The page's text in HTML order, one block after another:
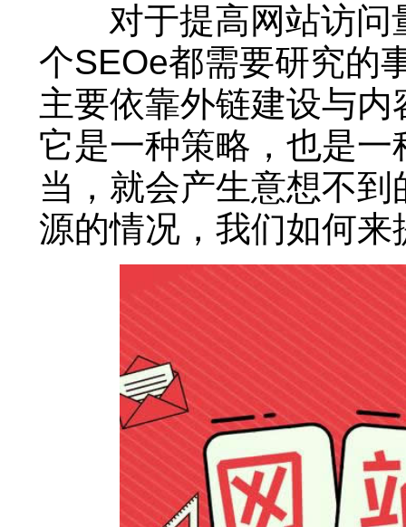
对于提高网站访问
个SEOe都需要研究的
主要依靠外链建设与
它是一种策略，也是
当，就会产生意想不
源的情况，我们如何